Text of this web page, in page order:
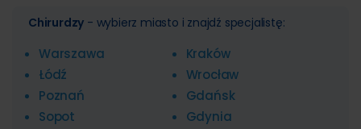
Chirurdzy - wybierz miasto i znajdź specjalistę:
Warszawa
Kraków
Łódź
Wrocław
Poznań
Gdańsk
Sopot
Gdynia